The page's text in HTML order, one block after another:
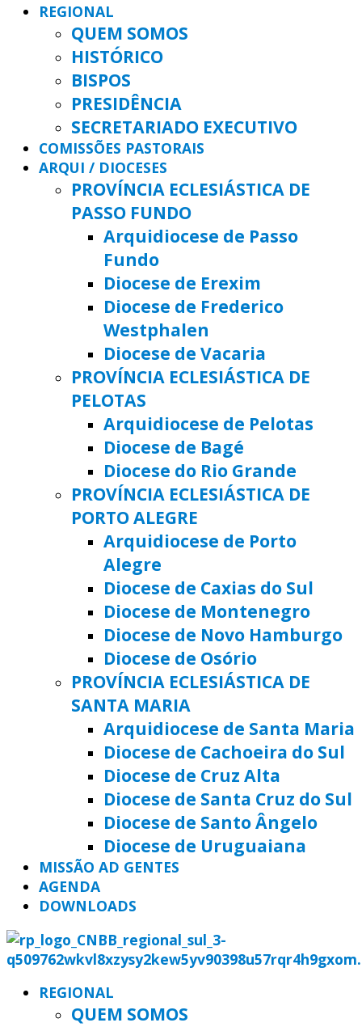
REGIONAL
QUEM SOMOS
HISTÓRICO
BISPOS
PRESIDÊNCIA
SECRETARIADO EXECUTIVO
COMISSÕES PASTORAIS
ARQUI / DIOCESES
PROVÍNCIA ECLESIÁSTICA DE
PASSO FUNDO
Arquidiocese de Passo
Fundo
Diocese de Erexim
Diocese de Frederico
Westphalen
Diocese de Vacaria
PROVÍNCIA ECLESIÁSTICA DE
PELOTAS
Arquidiocese de Pelotas
Diocese de Bagé
Diocese do Rio Grande
PROVÍNCIA ECLESIÁSTICA DE
PORTO ALEGRE
Arquidiocese de Porto
Alegre
Diocese de Caxias do Sul
Diocese de Montenegro
Diocese de Novo Hamburgo
Diocese de Osório
PROVÍNCIA ECLESIÁSTICA DE
SANTA MARIA
Arquidiocese de Santa Maria
Diocese de Cachoeira do Sul
Diocese de Cruz Alta
Diocese de Santa Cruz do Sul
Diocese de Santo Ângelo
Diocese de Uruguaiana
MISSÃO AD GENTES
AGENDA
DOWNLOADS
REGIONAL
QUEM SOMOS